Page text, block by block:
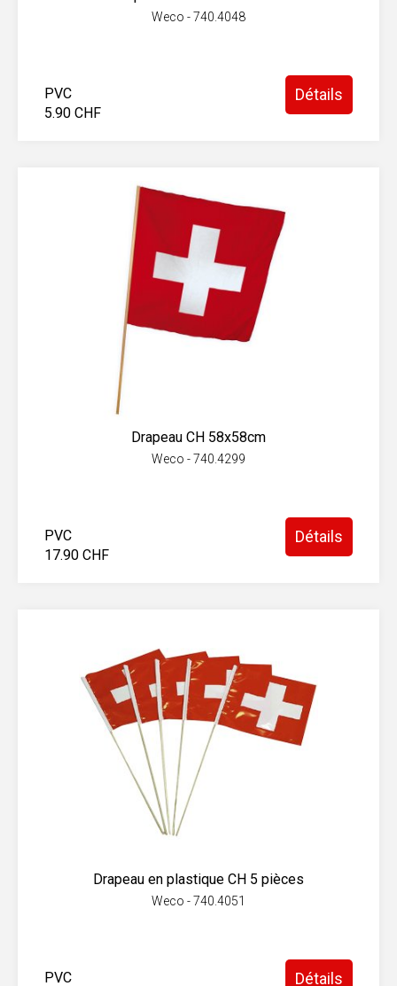
Weco - 740.4048
PVC
5.90 CHF
Détails
Drapeau CH 58x58cm
Weco - 740.4299
PVC
17.90 CHF
Détails
Drapeau en plastique CH 5 pièces
Weco - 740.4051
PVC
Détails